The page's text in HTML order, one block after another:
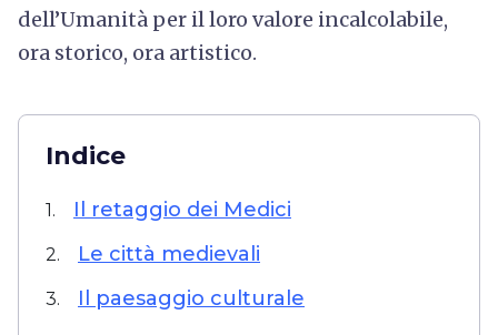
dell’Umanità per il loro valore incalcolabile,
ora storico, ora artistico.
Indice
1. Il retaggio dei Medici
2. Le città medievali
3. Il paesaggio culturale